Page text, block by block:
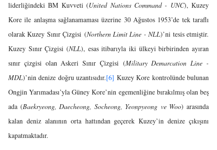
liderliğindeki BM Kuvveti (United Nations Command - UNC), Kuzey
Kore ile anlaşma sağlanamaması üzerine 30 Ağustos 1953’de tek taraflı
olarak Kuzey Sınır Çizgisi (Northern Limit Line - NLL)’ni tesis etmiştir.
Kuzey Sınır Çizgisi (NLL), esas itibarıyla iki ülkeyi birbirinden ayıran
sınır çizgisi olan Askeri Sınır Çizgisi (Military Demarcation Line -
MDL)’nin denize doğru uzantısıdır.[6] Kuzey Kore kontrolünde bulunan
Ongjin Yarımadası’yla Güney Kore’nin egemenliğine bırakılmış olan beş
ada (Baekryeong, Daecheong, Socheong, Yeonpyeong ve Woo) arasında
kalan deniz alanının orta hattından geçerek Kuzey’in denize çıkışını
kapatmaktadır.